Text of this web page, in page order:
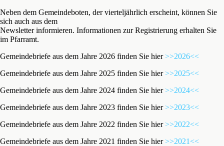
Neben dem Gemeindeboten, der vierteljährlich erscheint, können Sie
sich auch aus dem
Newsletter informieren. Informationen zur Registrierung erhalten Sie
im Pfarramt.
Gemeindebriefe aus dem Jahre 2026 finden Sie hier>>2026<<
Gemeindebriefe aus dem Jahre 2025 finden Sie hier>>2025<<
Gemeindebriefe aus dem Jahre 2024 finden Sie hier>>2024<<
Gemeindebriefe aus dem Jahre 2023 finden Sie hier>>2023<<
Gemeindebriefe aus dem Jahre 2022 finden Sie hier>>2022<<
Gemeindebriefe aus dem Jahre 2021 finden Sie hier>>2021<<